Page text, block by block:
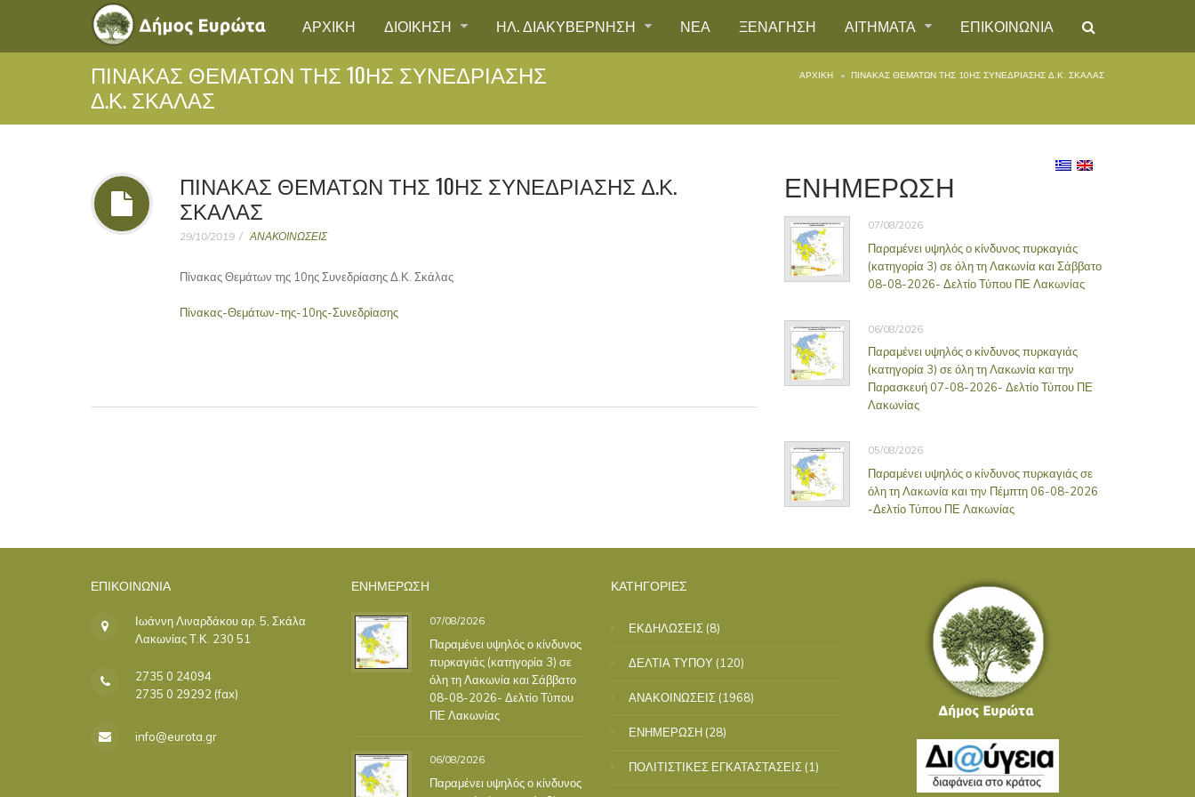
ΑΡΧΙΚΗ ΔΙΟΙΚΗΣΗ ΗΛ. ΔΙΑΚΥΒΕΡΝΗΣΗ ΝΕΑ ΞΕΝΑΓΗΣΗ ΑΙΤΗΜΑΤΑ ΕΠΙΚΟΙΝΩΝΙΑ
ΠΊΝΑΚΑΣ ΘΕΜΆΤΩΝ ΤΗΣ 10ΗΣ ΣΥΝΕΔΡΊΑΣΗΣ
Δ.Κ. ΣΚΆΛΑΣ
ΑΡΧΙΚΉ ΠΊΝΑΚΑΣ ΘΕΜΆΤΩΝ ΤΗΣ 10ΗΣ ΣΥΝΕΔΡΊΑΣΗΣ Δ.Κ. ΣΚΆΛΑΣ
ΠΊΝΑΚΑΣ ΘΕΜΆΤΩΝ ΤΗΣ 10ΗΣ ΣΥΝΕΔΡΊΑΣΗΣ Δ.Κ.
ΣΚΆΛΑΣ
29/10/2019 ΑΝΑΚΟΙΝΩΣΕΙΣ
Πίνακας Θεμάτων της 10ης Συνεδρίασης Δ.Κ. Σκάλας
Πίνακας-Θεμάτων-της-10ης-Συνεδρίασης
ΕΝΗΜΕΡΩΣΗ
07/08/2026
Παραμένει υψηλός ο κίνδυνος πυρκαγιάς
(κατηγορία 3) σε όλη τη Λακωνία και Σάββατο
08-08-2026- Δελτίο Τύπου ΠΕ Λακωνίας
06/08/2026
Παραμένει υψηλός ο κίνδυνος πυρκαγιάς
(κατηγορία 3) σε όλη τη Λακωνία και την
Παρασκευή 07-08-2026- Δελτίο Τύπου ΠΕ
Λακωνίας
05/08/2026
Παραμένει υψηλός ο κίνδυνος πυρκαγιάς σε
όλη τη Λακωνία και την Πέμπτη 06-08-2026
-Δελτίο Τύπου ΠΕ Λακωνίας
ΕΠΙΚΟΙΝΩΝΊΑ
Ιωάννη Λιναρδάκου αρ. 5, Σκάλα
Λακωνίας Τ.Κ. 230 51
2735 0 24094
2735 0 29292 (fax)
info@eurota.gr
ΕΝΗΜΕΡΩΣΗ
07/08/2026
Παραμένει υψηλός ο κίνδυνος
πυρκαγιάς (κατηγορία 3) σε
όλη τη Λακωνία και Σάββατο
08-08-2026- Δελτίο Τύπου
ΠΕ Λακωνίας
06/08/2026
Παραμένει υψηλός ο κίνδυνος
ΚΑΤΗΓΟΡΙΕΣ
ΕΚΔΗΛΩΣΕΙΣ (8)
ΔΕΛΤΙΑ ΤΥΠΟΥ (120)
ΑΝΑΚΟΙΝΩΣΕΙΣ (1968)
ΕΝΗΜΕΡΩΣΗ (28)
ΠΟΛΙΤΙΣΤΙΚΕΣ ΕΓΚΑΤΑΣΤΑΣΕΙΣ (1)